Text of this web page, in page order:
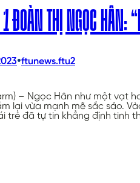
ĐOÀN THỊ NGỌC HÂN:
•ftunews.ftu2
– Ngọc Hân như một vạt
lại vừa mạnh mẽ sắc sảo.
trẻ đã tự tin khẳng định tinh